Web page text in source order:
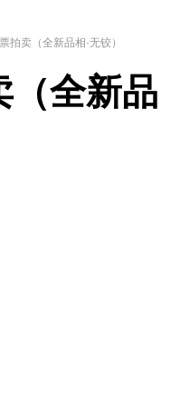
拍卖（全新品相·无铰）
（全新品